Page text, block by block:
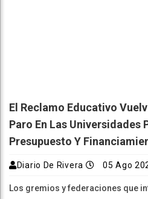
El Reclamo Educativo
Paro En Las Universidades
Presupuesto Y
Diario De Rivera 05 Ago
Los gremios y federaciones que